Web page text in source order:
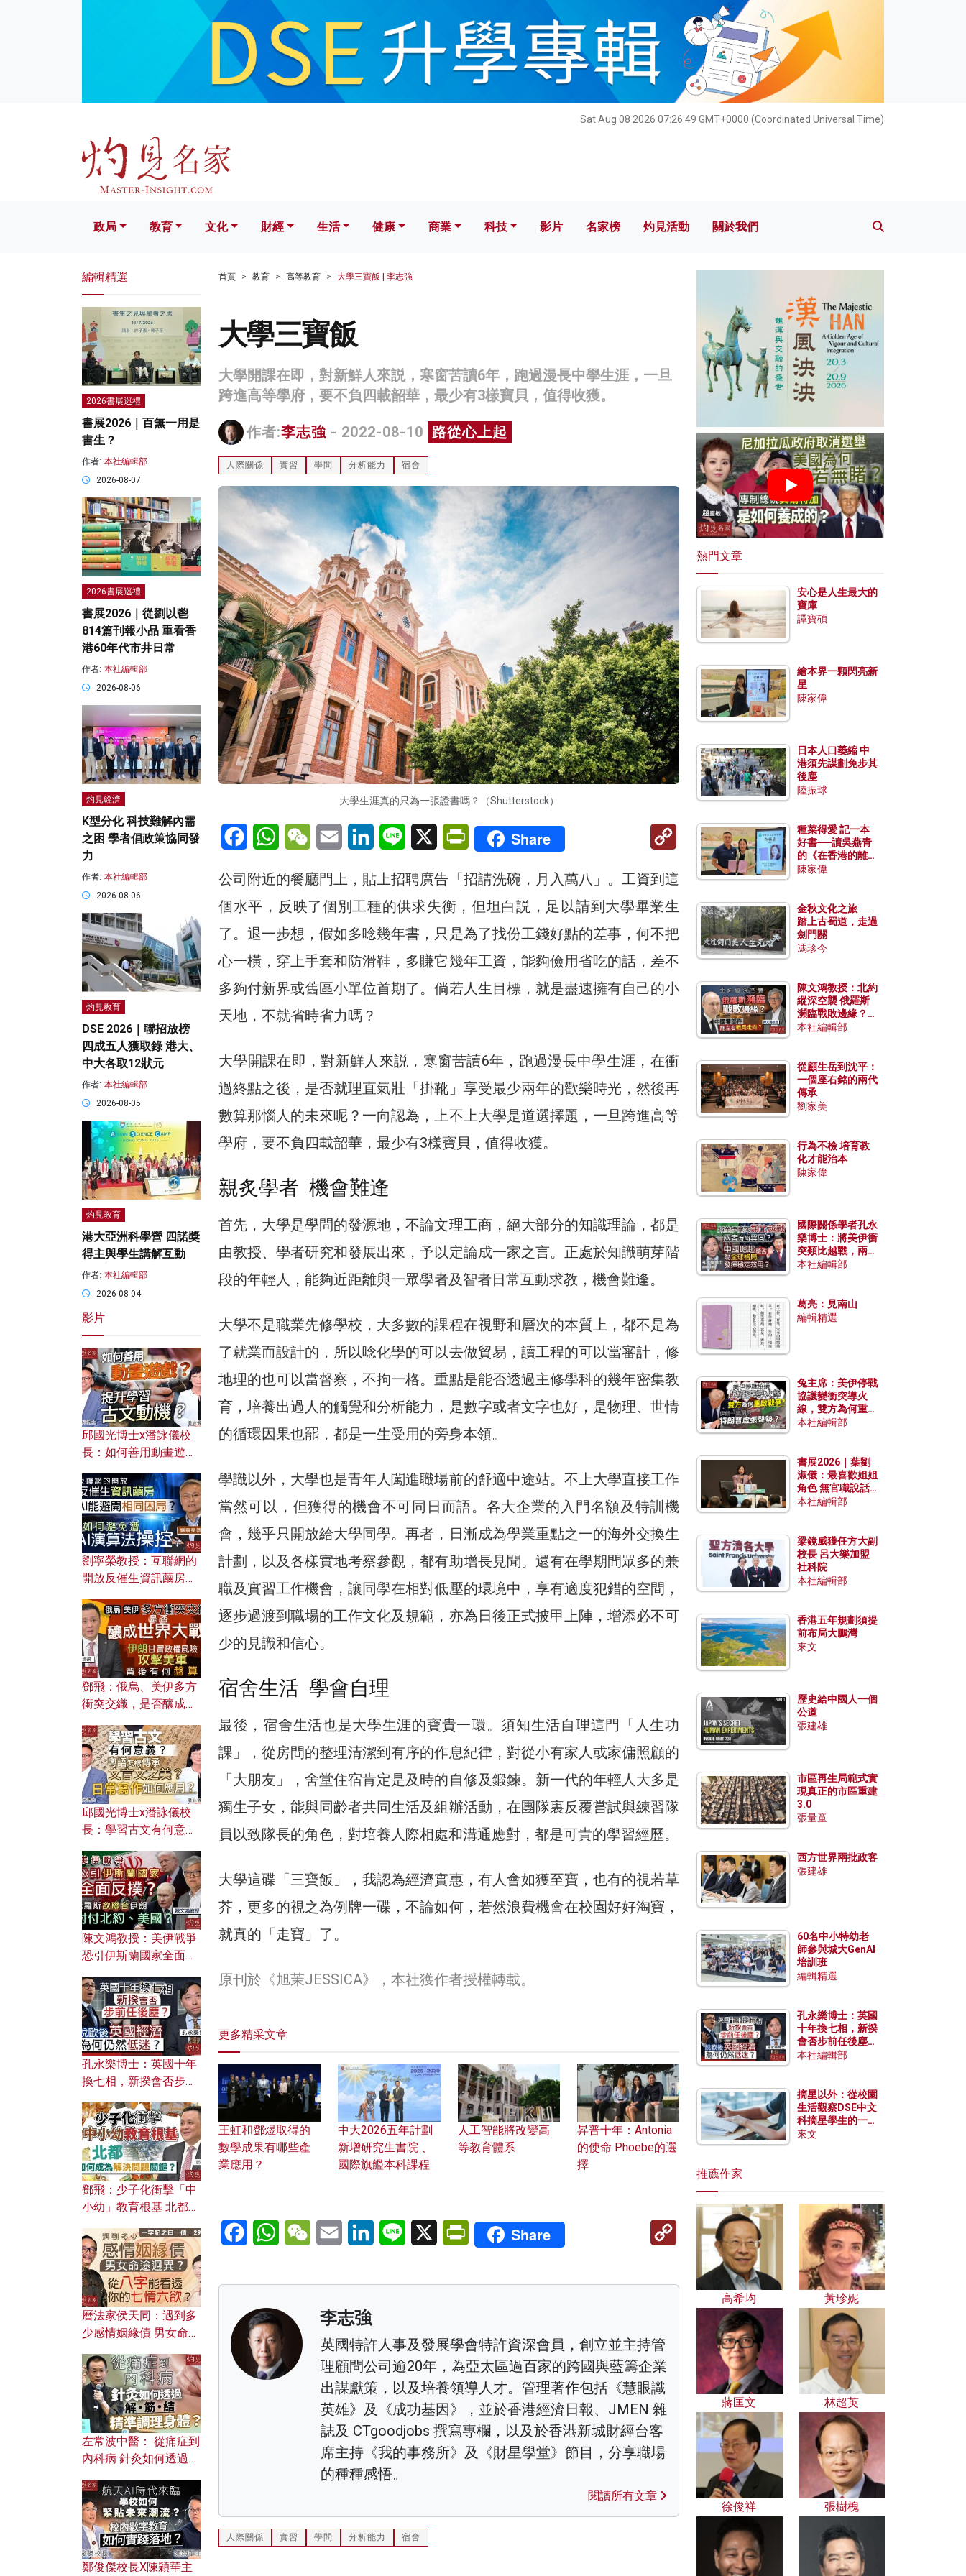
Sat Aug 08 2026 07:26:51 GMT+0000 (Coordinated Universal Time)
文化 財經 生活 健康 科技 影片 名家榜 灼見活動 關於我們
政局 教育 文化 財經 生活 健康 商業 科技 影片 名家榜 灼見活動 關於我們
首頁 教育 高等教育 大學三寶飯 | 李志強
大學三寶飯
大學開課在即，對新鮮人來説，寒窗苦讀6年，跑過漫長中學生涯，一旦
跨進高等學府，要不負四載韶華，最少有3樣寶貝，值得收獲。
作者:李志強 - 2022-08-10 路從心上起
人際關係 實習 學問 分析能力 宿舍
大學生涯真的只為一張證書嗎？（Shutterstock）
FacebookWhatsAppWeChatEmail LinkedInLine X PrintFriendly
Share
Copy
公司附近的餐廳門上，貼上招聘廣告「招請洗碗，月入萬八」。工資到這
個水平，反映了個別工種的供求失衡，但坦白説，足以請到大學畢業生
了。退一步想，假如多唸幾年書，只是為了找份工錢好點的差事，何不把
心一橫，穿上手套和防滑鞋，多賺它幾年工資，能夠儉用省吃的話，差不
多夠付新界或舊區小單位首期了。倘若人生目標，就是盡速擁有自己的小
天地，不就省時省力嗎？
大學開課在即，對新鮮人來説，寒窗苦讀6年，跑過漫長中學生涯，在衝
過終點之後，是否就理直氣壯「掛靴」享受最少兩年的歡樂時光，然後再
數算那惱人的未來呢？一向認為，上不上大學是道選擇題，一旦跨進高等
學府，要不負四載韶華，最少有3樣寶貝，值得收獲。
親炙學者 機會難逢
首先，大學是學問的發源地，不論文理工商，絕大部分的知識理論，都是
由教授、學者研究和發展出來，予以定論成一家之言。正處於知識萌芽階
段的年輕人，能夠近距離與一眾學者及智者日常互動求教，機會難逢。
大學不是職業先修學校，大多數的課程在視野和層次的本質上，都不是為
了就業而設計的，所以唸化學的可以去做貿易，讀工程的可以當審計，修
地理的也可以當督察，不拘一格。重點是能否透過主修學科的幾年密集教
育，培養出過人的觸覺和分析能力，是數字或者文字也好，是物理、世情
的循環因果也罷，都是一生受用的旁身本領。
學識以外，大學也是青年人闖進職場前的舒適中途站。不上大學直接工作
當然可以，但獲得的機會不可同日而語。各大企業的入門名額及特訓機
會，幾乎只開放給大學同學。再者，日漸成為學業重點之一的海外交換生
計劃，以及各樣實地考察參觀，都有助增長見聞。還有在學期間眾多的兼
職及實習工作機會，讓同學在相對低壓的環境中，享有適度犯錯的空間，
逐步過渡到職場的工作文化及規範，亦為日後正式披甲上陣，增添必不可
少的見識和信心。
宿舍生活 學會自理
最後，宿舍生活也是大學生涯的寶貴一環。須知生活自理這門「人生功
課」，從房間的整理清潔到有序的作息紀律，對從小有家人或家傭照顧的
「大朋友」，舍堂住宿肯定是及時的自修及鍛鍊。新一代的年輕人大多是
獨生子女，能與同齡者共同生活及組辦活動，在團隊裏反覆嘗試與練習隊
員以致隊長的角色，對培養人際相處和溝通應對，都是可貴的學習經歷。
大學這碟「三寶飯」，我認為經濟實惠，有人會如獲至寶，也有的視若草
芥，更多的視之為例牌一碟，不論如何，若然浪費機會在校園好好淘寶，
就真的「走寶」了。
原刊於《旭茉JESSICA》，本社獲作者授權轉載。
更多精采文章
王虹和鄧煜取得的
數學成果有哪些產
業應用？
中大2026五年計劃
新增研究生書院 、
國際旗艦本科課程
人工智能將改變高
等教育體系
昇普十年：Antonia
的使命 Phoebe的選
擇
FacebookWhatsAppWeChatEmail LinkedInLine X PrintFriendly
Share
Copy
李志強
英國特許人事及發展學會特許資深會員，創立並主持管
理顧問公司逾20年，為亞太區過百家的跨國與藍籌企業
出謀獻策，以及培養領導人才。管理著作包括《慧眼識
英雄》及《成功基因》，並於香港經濟日報、JMEN 雜
誌及 CTgoodjobs 撰寫專欄，以及於香港新城財經台客
席主持《我的事務所》及《財星學堂》節目，分享職場
的種種感悟。
閱讀所有文章
人際關係 實習 學問 分析能力 宿舍
編輯精選
2026書展巡禮
書展2026｜百無一用是
書生？
作者: 本社編輯部
2026-08-07
2026書展巡禮
書展2026｜從劉以鬯
814篇刊報小品 重看香
港60年代市井日常
作者: 本社編輯部
2026-08-06
灼見經濟
K型分化 科技難解內需
之困 學者倡政策協同發
力
作者: 本社編輯部
2026-08-06
灼見教育
DSE 2026｜聯招放榜
四成五人獲取錄 港大、
中大各取12狀元
作者: 本社編輯部
2026-08-05
灼見教育
港大亞洲科學營 四諾獎
得主與學生講解互動
作者: 本社編輯部
2026-08-04
影片
邱國光博士x潘詠儀校
長：如何善用動畫遊戲
劉寧榮教授：互聯網的
開放反催生資訊繭房，
何避免遭AI演算法操
控？
鄧飛：俄烏、美伊多方
衝突交織，是否釀成世
風險攻擊美軍，背後有
何盤算？
邱國光博士x潘詠儀校
長：學習古文有何意
文之美？ 日常寫作如何
應用？
陳文鴻教授：美伊戰爭
恐引伊斯蘭國家全面反
對付北約美國？
孔永樂博士：英國十年
換七相，新揆會否步前
濟為何仍然低迷？
鄧飛：少子化衝擊「中
小幼」教育根基 北都如
曆法家侯天同：遇到多
少感情姻緣債 男女命途
的七情六欲？
左常波中醫： 從痛症到
內科病 針灸如何透過解
鄭俊傑校長X陳穎華主
熱門文章
安心是人生最大的
寶庫
譚寶碩
繪本界一顆閃亮新
星
陳家偉
日本人口萎縮 中
港須先謀劃免步其
後塵
陸振球
種菜得愛 記一本
好書──讀吳燕青
的《在香港的離島
種菜》
陳家偉
金秋文化之旅──
踏上古蜀道，走過
劍門關
馮珍今
陳文鴻教授：北約
縱深空襲 俄羅斯
瀕臨戰敗邊緣？中
國零部件能左右戰
本社編輯部
從顧生岳到沈平：
一個座右銘的兩代
傳承
劉家美
行為不檢 培育教
化才能治本
陳家偉
國際關係學者孔永
樂博士：將美伊衝
突類比越戰，兩者
有何異同？中國崛
本社編輯部
葛亮：見南山
編輯精選
兔主席：美伊停戰
協議變衝突導火
線，雙方為何重啟
戰爭？伊朗一早洞
本社編輯部
書展2026｜葉劉
淑儀：最喜歡姐姐
角色 無官職說話
包袱少
本社編輯部
梁鏡威獲任方大副
校長 呂大樂加盟
社科院
本社編輯部
香港五年規劃須提
前布局大鵬灣
來文
歷史給中國人一個
公道
張建雄
市區再生局範式實
現真正的市區重建
3.0
張量童
西方世界兩批政客
張建雄
60名中小特幼老
師參與城大GenAI
培訓班
編輯精選
孔永樂博士：英國
十年換七相，新揆
會否步前任後塵？
脫歐後英國經濟為
本社編輯部
摘星以外：從校園
生活觀察DSE中文
科摘星學生的一點
特質
來文
推薦作家
高希均 黃珍妮
蔣匡文 林超英
徐俊祥 張樹槐